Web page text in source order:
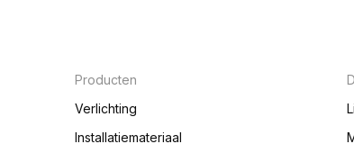
Producten
Verlichting
Installatiemateriaal